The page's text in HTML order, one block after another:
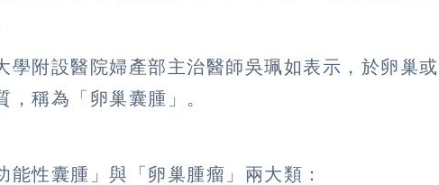
學附設醫院婦產部主治醫師吳珮如表示，於卵巢或
稱為「卵巢囊腫」。
性囊腫」與「卵巢腫瘤」兩大類：